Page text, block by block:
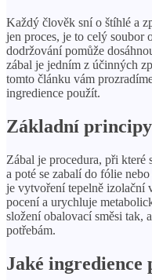
Každý člověk sní o štíhlé a
jen proces, je to celý soubor
dodržování pomůže
zábal je jedním z účinných
tomto článku vám
ingredience použít.
Základní
Zábal je procedura, při
a poté se zabalí do fólie
je vytvoření tepelně izolační
pocení a urychluje
složení obalovací směsi tak,
potřebám.
Jaké ingredience